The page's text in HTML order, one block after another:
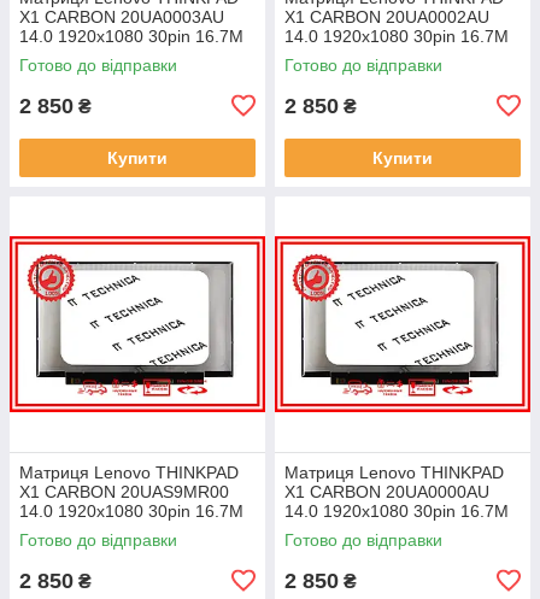
X1 CARBON 20UA0003AU
14.0 1920x1080 30pin 16.7M
45% NTSC 300 cd/m² для
ноутбука
Готово до відправки
2 850 ₴
Купити
X1 CARBON 20UA0002AU
14.0 1920x1080 30pin 16.7M
45% NTSC 300 cd/m² для
ноутбука
Готово до відправки
2 850 ₴
Купити
Матриця Lenovo THINKPAD
X1 CARBON 20UAS9MR00
14.0 1920x1080 30pin 16.7M
45% NTSC 300 cd/m² для
ноутбука
Готово до відправки
2 850 ₴
Матриця Lenovo THINKPAD
X1 CARBON 20UA0000AU
14.0 1920x1080 30pin 16.7M
45% NTSC 300 cd/m² для
ноутбука
Готово до відправки
2 850 ₴